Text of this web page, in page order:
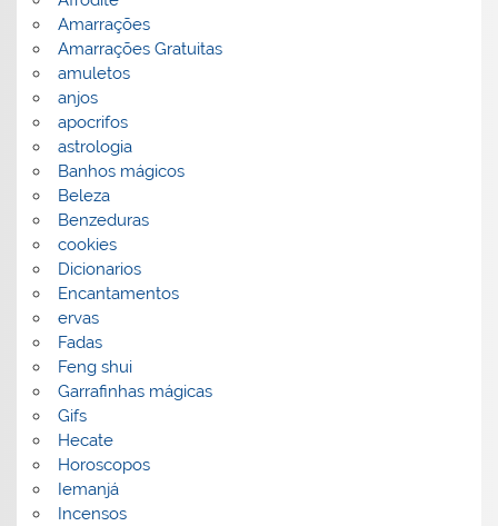
Amarrações
Amarrações Gratuitas
amuletos
anjos
apocrifos
astrologia
Banhos mágicos
Beleza
Benzeduras
cookies
Dicionarios
Encantamentos
ervas
Fadas
Feng shui
Garrafinhas mágicas
Gifs
Hecate
Horoscopos
Iemanjá
Incensos